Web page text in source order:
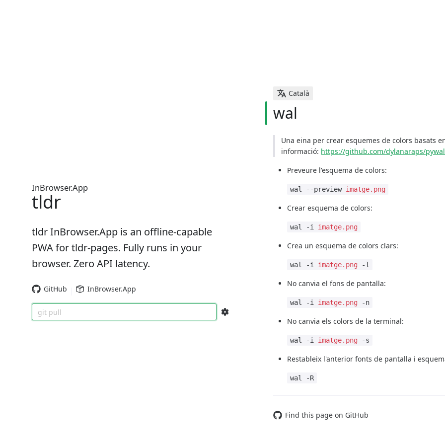
InBrowser.App
tldr
tldr InBrowser.App is an offline-capable
PWA for tldr-pages. Fully runs in your
browser. Zero API latency.
GitHub InBrowser.App
git pull
Català
wal
Una eina per crear esquemes de colors basats
informació: https://github.com/dylanaraps/
Preveure l'esquema de colors:
wal --preview imatge.png
Crear esquema de colors:
wal -i imatge.png
Crea un esquema de colors clars:
wal -i imatge.png -l
No canvia el fons de pantalla:
wal -i imatge.png -n
No canvia els colors de la terminal:
wal -i imatge.png -s
Restableix l'anterior fonts de pantalla i
wal -R
Find this page on GitHub